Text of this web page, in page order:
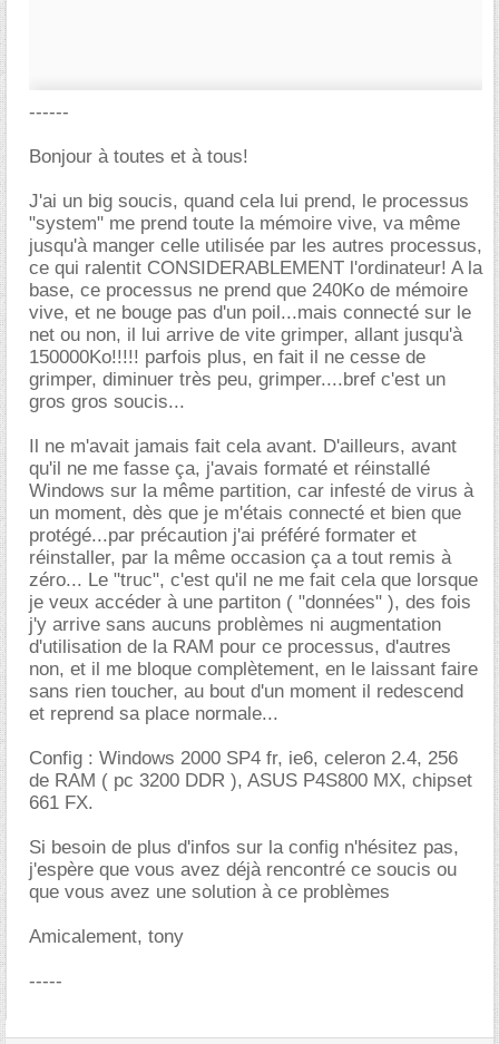
------
Bonjour à toutes et à tous!
J'ai un big soucis, quand cela lui prend, le processus
"system" me prend toute la mémoire vive, va même
jusqu'à manger celle utilisée par les autres processus,
ce qui ralentit CONSIDERABLEMENT l'ordinateur! A la
base, ce processus ne prend que 240Ko de mémoire
vive, et ne bouge pas d'un poil...mais connecté sur le
net ou non, il lui arrive de vite grimper, allant jusqu'à
150000Ko!!!!! parfois plus, en fait il ne cesse de
grimper, diminuer très peu, grimper....bref c'est un
gros gros soucis...
Il ne m'avait jamais fait cela avant. D'ailleurs, avant
qu'il ne me fasse ça, j'avais formaté et réinstallé
Windows sur la même partition, car infesté de virus à
un moment, dès que je m'étais connecté et bien que
protégé...par précaution j'ai préféré formater et
réinstaller, par la même occasion ça a tout remis à
zéro... Le "truc", c'est qu'il ne me fait cela que lorsque
je veux accéder à une partiton ( "données" ), des fois
j'y arrive sans aucuns problèmes ni augmentation
d'utilisation de la RAM pour ce processus, d'autres
non, et il me bloque complètement, en le laissant faire
sans rien toucher, au bout d'un moment il redescend
et reprend sa place normale...
Config : Windows 2000 SP4 fr, ie6, celeron 2.4, 256
de RAM ( pc 3200 DDR ), ASUS P4S800 MX, chipset
661 FX.
Si besoin de plus d'infos sur la config n'hésitez pas,
j'espère que vous avez déjà rencontré ce soucis ou
que vous avez une solution à ce problèmes
Amicalement, tony
-----